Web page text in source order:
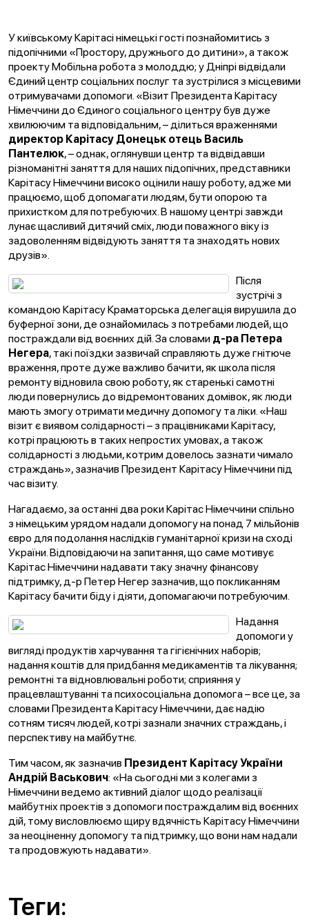
У київському Карітасі німецькі гості познайомитись з
підопічними «Простору, дружнього до дитини», а також
проекту Мобільна робота з молоддю; у Дніпрі відвідали
Єдиний центр соціальних послуг та зустрілися з місцевими
отримувачами допомоги. «Візит Президента Карітасу
Німеччини до Єдиного соціального центру був дуже
хвилюючим та відповідальним, – ділиться враженнями
директор Карітасу Донецьк отець Василь
Пантелюк, – однак, оглянувши центр та відвідавши
різноманітні заняття для наших підопічних, представники
Карітасу Німеччини високо оцінили нашу роботу, адже ми
працюємо, щоб допомагати людям, бути опорою та
прихистком для потребуючих. В нашому центрі завжди
лунає щасливий дитячий сміх, люди поважного віку із
задоволенням відвідують заняття та знаходять нових
друзів».
Після
зустрічі з
командою Карітасу Краматорська делегація вирушила до
буферної зони, де ознайомилась з потребами людей, що
постраждали від воєнних дій. За словами д-ра Петера
Негера, такі поїздки зазвичай справляють дуже гнітюче
враження, проте дуже важливо бачити, як школа після
ремонту відновила свою роботу, як старенькі самотні
люди повернулись до відремонтованих домівок, як люди
мають змогу отримати медичну допомогу та ліки. «Наш
візит є виявом солідарності – з працівниками Карітасу,
котрі працюють в таких непростих умовах, а також
солідарності з людьми, котрим довелось зазнати чимало
страждань», зазначив Президент Карітасу Німеччини під
час візиту.
Нагадаємо, за останні два роки Карітас Німеччини спільно
з німецьким урядом надали допомогу на понад 7 мільйонів
євро для подолання наслідків гуманітарної кризи на сході
України. Відповідаючи на запитання, що саме мотивує
Карітас Німеччини надавати таку значну фінансову
підтримку, д-р Петер Негер зазначив, що покликанням
Карітасу бачити біду і діяти, допомагаючи потребуючим.
Надання
допомоги у
вигляді продуктів харчування та гігієнічних наборів;
надання коштів для придбання медикаментів та лікування;
ремонтні та відновлювальні роботи; сприяння у
працевлаштуванні та психосоціальна допомога – все це, за
словами Президента Карітасу Німеччини, дає надію
сотням тисяч людей, котрі зазнали значних страждань, і
перспективу на майбутнє.
Тим часом, як зазначив Президент Карітасу України
Андрій Васькович: «На сьогодні ми з колегами з
Німеччини ведемо активний діалог щодо реалізації
майбутніх проектів з допомоги постраждалим від воєнних
дій, тому висловлюємо щиру вдячність Карітасу Німеччини
за неоціненну допомогу та підтримку, що вони нам надали
та продовжують надавати».
Теги: